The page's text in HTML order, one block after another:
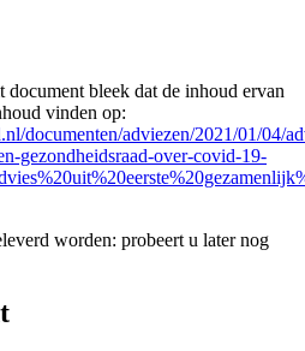
document bleek dat de inhoud ervan
vinden op:
documenten/adviezen/2021/01/04/
gezondheidsraad-over-covid-19-
worden: probeert u later nog